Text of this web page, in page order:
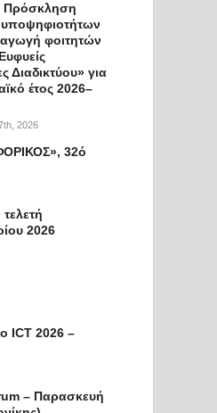
Πρόσκληση
φοιτητών
Διαδικτύου» για
έτος 2026–
2026
32ό
2026
ICT 2026 –
– Παρασκευή